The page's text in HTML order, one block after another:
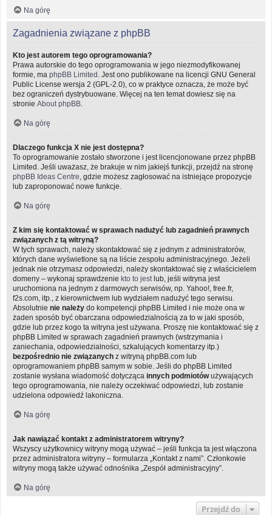
Na górę
Zagadnienia związane z phpBB
Kto jest autorem tego oprogramowania?
Prawa autorskie do tego oprogramowania w jego niezmodyfikowanej
formie, ma phpBB Limited . Jest ono publikowane na licencji GNU General
Public License wersja 2 (GPL-2.0), co w praktyce oznacza, że może być
bez ograniczeń dystrybuowane. Więcej na ten temat dowiesz się na
stronie About phpBB
Na górę
Dlaczego funkcja X nie jest dostępna?
To oprogramowanie zostało stworzone i jest licencjonowane przez phpBB
Limited. Jeśli uważasz, że brakuje w nim jakiejś funkcji, przejdź na stronę
phpBB Ideas Centre , gdzie możesz zagłosować na istniejące propozycje
lub zaproponować nowe funkcje.
Na górę
Z kim się kontaktować w sprawach nadużyć lub zagadnień prawnych
związanych z tą witryną?
W tych sprawach, należy skontaktować się z jednym z administratorów,
których dane wyświetlone są na liście zespołu administracyjnego. Jeżeli
jednak nie otrzymasz odpowiedzi, należy skontaktować się z właścicielem
domeny – wykonaj sprawdzenie kto to jest lub, jeśli witryna jest
uruchomiona na jednym z darmowych serwisów, np. Yahoo!, free.fr,
f2s.com, itp., z kierownictwem lub wydziałem nadużyć tego serwisu.
Absolutnie nie należy do kompetencji phpBB Limited i nie może ona w
żaden sposób być obarczana odpowiedzialnością za to w jaki sposób,
gdzie lub przez kogo ta witryna jest używana. Proszę nie kontaktować się z
phpBB Limited w sprawach zagadnień prawnych (wstrzymania i
zaniechania, odpowiedzialności, szkalujących komentarzy itp.)
bezpośrednio nie związanych z witryną phpBB.com lub
oprogramowaniem phpBB samym w sobie. Jeśli do phpBB Limited
zostanie wysłana wiadomość dotycząca innych podmiotówużywających
tego oprogramowania, nie należy oczekiwać odpowiedzi, lub zostanie
udzielona odpowiedź lakoniczna.
Na górę
Jak nawiązać kontakt z administratorem witryny?
Wszyscy użytkownicy witryny mogą używać – jeśli funkcja ta jest włączona
przez administratora witryny – formularza „Kontakt z nami”. Członkowie
witryny mogą także używać odnośnika „Zespół administracyjny”.
Na górę
Przejdź do